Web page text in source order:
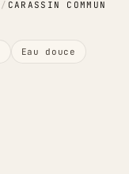
/ CARASSIN COMMUN
Eau douce